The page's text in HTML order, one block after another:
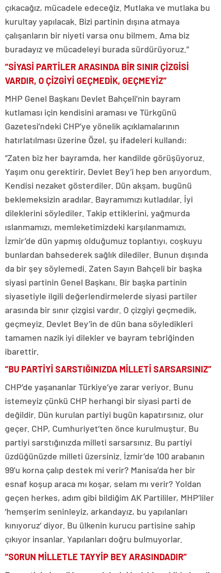
çıkacağız, mücadele edeceğiz. Mutlaka ve mutlaka bu
kurultay yapılacak. Bizi partinin dışına atmaya
çalışanların bir niyeti varsa onu bilmem. Ama biz
buradayız ve mücadeleyi burada sürdürüyoruz.”
“SİYASİ PARTİLER ARASINDA BİR SINIR ÇİZGİSİ
VARDIR, O ÇİZGİYİ GEÇMEDİK, GEÇMEYİZ”
MHP Genel Başkanı Devlet Bahçeli’nin bayram
kutlaması için kendisini araması ve Türkgünü
Gazetesi’ndeki CHP’ye yönelik açıklamalarının
hatırlatılması üzerine Özel, şu ifadeleri kullandı:
“Zaten biz her bayramda, her kandilde görüşüyoruz.
Yaşım onu gerektirir, Devlet Bey’i hep ben arıyordum.
Kendisi nezaket gösterdiler. Dün akşam, bugünü
beklemeksizin aradılar. Bayramımızı kutladılar. İyi
dileklerini söylediler. Takip ettiklerini, yağmurda
ıslanmamızı, memleketimizdeki karşılanmamızı,
İzmir’de dün yapmış olduğumuz toplantıyı, coşkuyu
bunlardan bahsederek sağlık dilediler. Bunun dışında
da bir şey söylemedi. Zaten Sayın Bahçeli bir başka
siyasi partinin Genel Başkanı. Bir başka partinin
siyasetiyle ilgili değerlendirmelerde siyasi partiler
arasında bir sınır çizgisi vardır. O çizgiyi geçmedik,
geçmeyiz. Devlet Bey’in de dün bana söyledikleri
tamamen nazik iyi dilekler ve bayram tebriğinden
ibarettir.
“BU PARTİYİ SARSTIĞINIZDA MİLLETİ SARSARSINIZ”
CHP’de yaşananlar Türkiye’ye zarar veriyor. Bunu
istemeyiz çünkü CHP herhangi bir siyasi parti de
değildir. Dün kurulan partiyi bugün kapatırsınız, olur
geçer. CHP, Cumhuriyet’ten önce kurulmuştur. Bu
partiyi sarstığınızda milleti sarsarsınız. Bu partiyi
üzdüğünüzde milleti üzersiniz. İzmir’de 100 arabanın
99’u korna çalıp destek mi verir? Manisa’da her bir
esnaf koşup araca mı koşar, selam mı verir? Yoldan
geçen herkes, adım gibi bildiğim AK Partililer, MHP’liler
‘hemşerim seninleyiz, arkandayız, bu yapılanları
kınıyoruz’ diyor. Bu ülkenin kurucu partisine sahip
çıkıyor insanlar. Yapılanları doğru bulmuyorlar.
“SORUN MİLLETLE TAYYİP BEY ARASINDADIR”